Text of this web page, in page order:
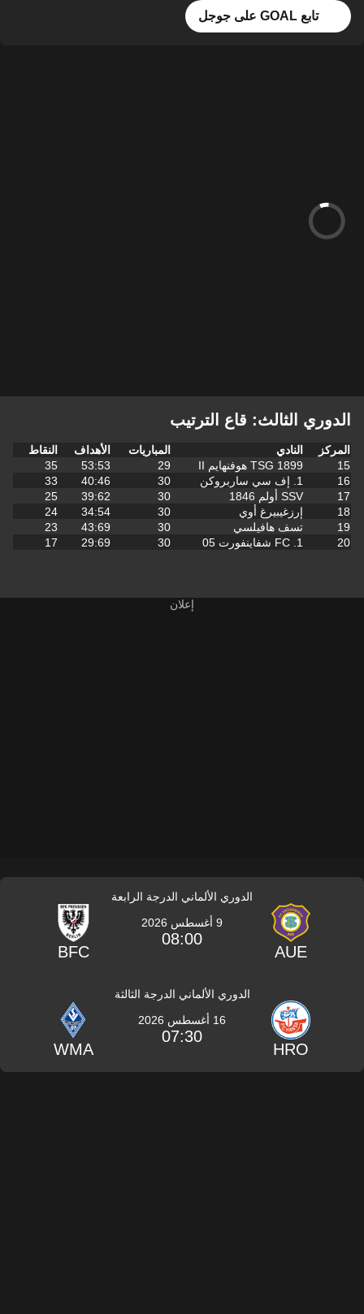
تابع GOAL على جوجل
الدوري الثالث: قاع الترتيب
المركز النادي المباريات الأهداف
النقاط
15
TSG 1899 هوفنهايم II 29
53:53
35
16
1. إف سي ساربروكن 30
40:46
33
17
SSV أولم 1846 30
39:62
25
18
إرزغيبيرغ أوي 30
34:54
24
19
تسف هافيلسي 30
43:69
23
20
1. FC شفاينفورت 05 30
29:69
17
الدوري الألماني الدرجة الرابعة
AUE
9 أغسطس 2026
08:00
BFC
الدوري الألماني الدرجة الثالثة
HRO
16 أغسطس 2026
07:30
WMA